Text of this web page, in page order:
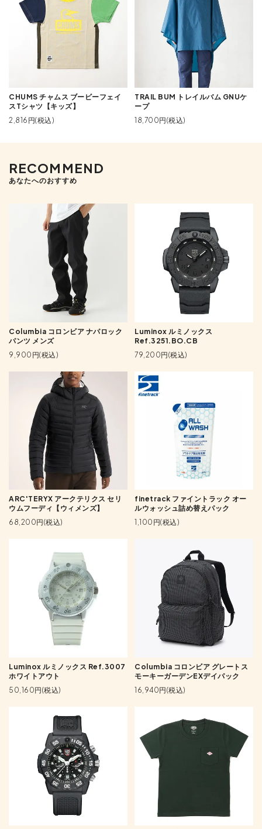
CHUMS チャムス ブービーフェイ
スTシャツ【キッズ】
2,816円(税込)
TRAIL BUM トレイルバム GNUケ
ープ
18,700円(税込)
RECOMMEND
あなたへのおすすめ
Columbia コロンビア ナパロック
パンツ メンズ
9,900円(税込)
Luminox ルミノックス
Ref.3251.BO.CB
79,200円(税込)
ARC'TERYX アークテリクス セリ
ウムフーディ【ウィメンズ】
68,200円(税込)
finetrack ファイントラック オー
ルウォッシュ詰め替えパック
1,100円(税込)
Luminox ルミノックス Ref.3007
ホワイトアウト
50,160円(税込)
Columbia コロンビア グレートス
モーキーガーデンEXデイパック
16,940円(税込)